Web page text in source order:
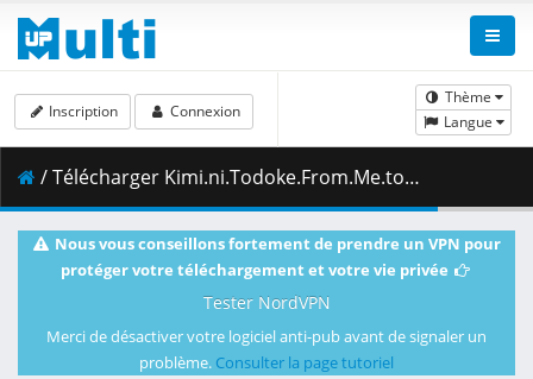
Thème
Langue
Inscription Connexion
/ Télécharger Kimi.ni.Todoke.From.Me.to.You.S02E03.1080p.Blu-ray.Opus2.0.x264.10-bit-NoEffort.mkv.003 ( 415.71 MB )
Nous vous conseillons fortement de prendre un VPN pour
protéger votre téléchargement et votre vie privée
Tester NordVPN
Merci de désactiver votre logiciel anti-pub avant de signaler un
problème. Consulter la page tutoriel